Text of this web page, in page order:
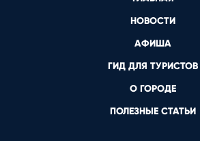
НОВОСТИ
АФИША
ГИД ДЛЯ ТУРИСТОВ
О ГОРОДЕ
ПОЛЕЗНЫЕ СТАТЬИ